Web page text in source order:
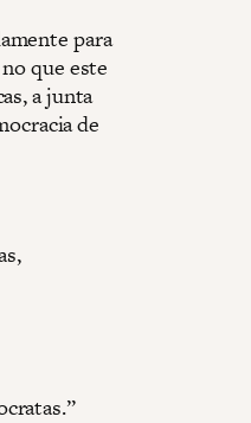
para
que este
a junta
de